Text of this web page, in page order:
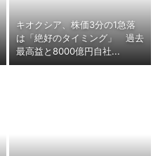
キオクシア、株価3分の1急落
は「絶好のタイミング」 過去
最高益と8000億円自社...